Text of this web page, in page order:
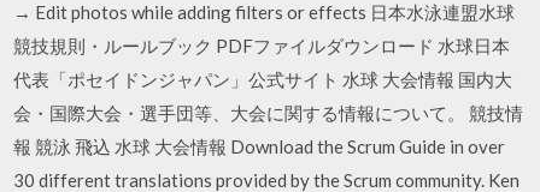
→ Edit photos while adding filters or effects 日本水泳連盟水球
競技規則・ルールブック PDFファイルダウンロード 水球日本
代表「ポセイドンジャパン」公式サイト 水球 大会情報 国内大
会・国際大会・選手団等、大会に関する情報について。 競技情
報 競泳 飛込 水球 大会情報 Download the Scrum Guide in over
30 different translations provided by the Scrum community. Ken